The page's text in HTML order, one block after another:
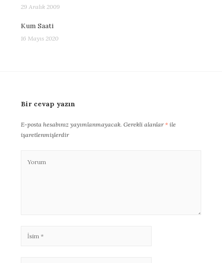
29 Aralık 2009
Kum Saati
16 Mayıs 2020
Bir cevap yazın
E-posta hesabınız yayımlanmayacak. Gerekli alanlar* ile
işaretlenmişlerdir